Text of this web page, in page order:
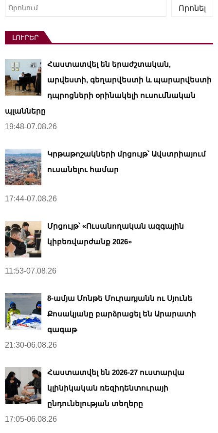
Որոնել
Որոնել
ԼՈՒՐԵՐ
Հաստատվել են երաժշտական,
արվեստի, գեղարվեստի և պարարվեստի
դպրոցների օրինակելի ուսումնական
պլանները
19:48-07.08.26
Կրթաթոշակների մրցույթ՝ Ավստրիայում
ուսանելու համար
17:44-07.08.26
Մրցույթ՝ «Ուսանողական ազգային
կիբեռվարժանք 2026»
11:53-07.08.26
8-ամյա Մոնթե Մուրադյանն ու Սյունե
Քոսակյանը բարձրացել են Արարատի
գագաթ
21:30-06.08.26
Հաստատվել են 2026-27 ուստարվա
կլինիկական ռեզիդենտուրայի
ընդունելության տեղերը
17:05-06.08.26